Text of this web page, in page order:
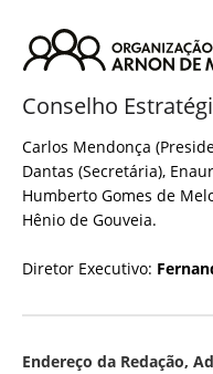
Conselho
Carlos Mendonça
Dantas (Secretária),
Humberto Gomes de
Hênio de Gouveia.
Diretor Executivo:
Endereço da Redação,